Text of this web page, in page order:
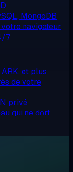
MongoDB
votre navigateur
7
et plus
de votre
privé
qui ne dort